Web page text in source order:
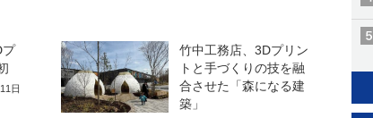
プ
日
竹中工務店、3Dプリン
トと手づくりの技を融
合させた「森になる建
築」